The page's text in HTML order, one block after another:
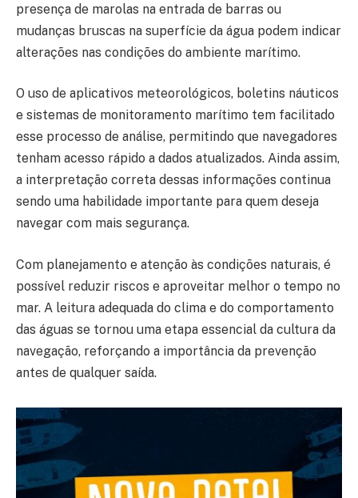
presença de marolas na entrada de barras ou
mudanças bruscas na superfície da água podem indicar
alterações nas condições do ambiente marítimo.
O uso de aplicativos meteorológicos, boletins náuticos
e sistemas de monitoramento marítimo tem facilitado
esse processo de análise, permitindo que navegadores
tenham acesso rápido a dados atualizados. Ainda assim,
a interpretação correta dessas informações continua
sendo uma habilidade importante para quem deseja
navegar com mais segurança.
Com planejamento e atenção às condições naturais, é
possível reduzir riscos e aproveitar melhor o tempo no
mar. A leitura adequada do clima e do comportamento
das águas se tornou uma etapa essencial da cultura da
navegação, reforçando a importância da prevenção
antes de qualquer saída.